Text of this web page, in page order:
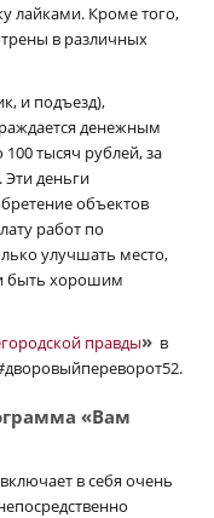
лайками. Кроме того,
в различных
и подъезд),
денежным
тысяч рублей, за
Эти деньги
объектов
работ по
улучшать место,
быть хорошим
правды» в
«Вам
в себя очень